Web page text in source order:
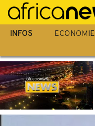
Passer
au
contenu
INFOS ECONOMIE